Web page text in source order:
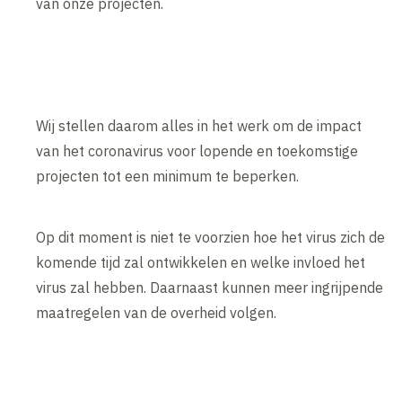
van onze projecten.
Wij stellen daarom alles in het werk om de impact
van het coronavirus voor lopende en toekomstige
projecten tot een minimum te beperken.
Op dit moment is niet te voorzien hoe het virus zich de
komende tijd zal ontwikkelen en welke invloed het
virus zal hebben. Daarnaast kunnen meer ingrijpende
maatregelen van de overheid volgen.